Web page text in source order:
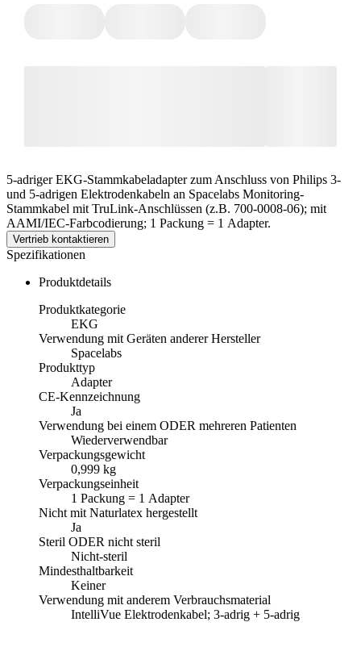
5-adriger EKG-Stammkabeladapter zum Anschluss von Philips 3-
und 5-adrigen Elektrodenkabeln an Spacelabs Monitoring-
Stammkabel mit TruLink-Anschlüssen (z.B. 700-0008-06); mit
AAMI/IEC-Farbcodierung; 1 Packung = 1 Adapter.
Vertrieb kontaktieren
Spezifikationen
Produktdetails
Produktkategorie
EKG
Verwendung mit Geräten anderer Hersteller
Spacelabs
Produkttyp
Adapter
CE-Kennzeichnung
Ja
Verwendung bei einem ODER mehreren Patienten
Wiederverwendbar
Verpackungsgewicht
0,999 kg
Verpackungseinheit
1 Packung = 1 Adapter
Nicht mit Naturlatex hergestellt
Ja
Steril ODER nicht steril
Nicht-steril
Mindesthaltbarkeit
Keiner
Verwendung mit anderem Verbrauchsmaterial
IntelliVue Elektrodenkabel; 3-adrig + 5-adrig